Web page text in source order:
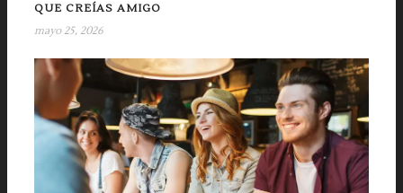
QUE CREÍAS AMIGO
mayo 25, 2026